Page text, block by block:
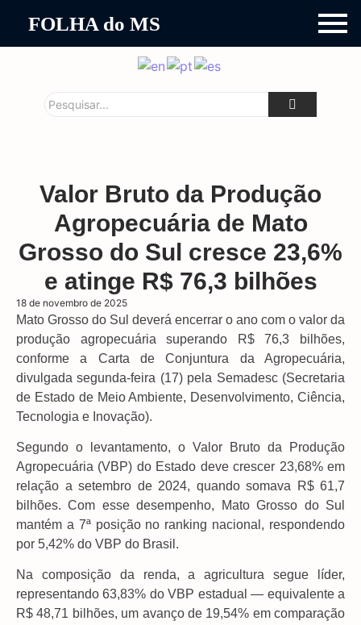
FOLHA do MS
Valor Bruto da Produção
Agropecuária de Mato
Grosso do Sul cresce 23,6%
e atinge R$ 76,3 bilhões
18 de novembro de 2025
Mato Grosso do Sul deverá encerrar o ano com o valor da
produção agropecuária superando R$ 76,3 bilhões,
conforme a Carta de Conjuntura da Agropecuária,
divulgada segunda-feira (17) pela Semadesc (Secretaria
de Estado de Meio Ambiente, Desenvolvimento, Ciência,
Tecnologia e Inovação).
Segundo o levantamento, o Valor Bruto da Produção
Agropecuária (VBP) do Estado deve crescer 23,68% em
relação a setembro de 2024, quando somava R$ 61,7
bilhões. Com esse desempenho, Mato Grosso do Sul
mantém a 7ª posição no ranking nacional, respondendo
por 5,42% do VBP do Brasil.
Na composição da renda, a agricultura segue líder,
representando 63,83% do VBP estadual — equivalente a
R$ 48,71 bilhões, um avanço de 19,54% em comparação